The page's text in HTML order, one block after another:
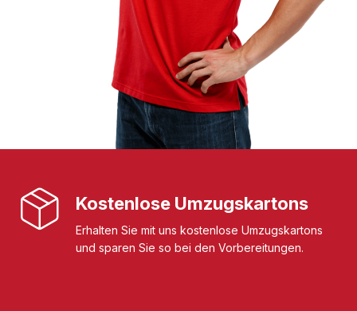
Kostenlose Umzugskartons
Erhalten Sie mit uns kostenlose Umzugskartons
und sparen Sie so bei den Vorbereitungen.